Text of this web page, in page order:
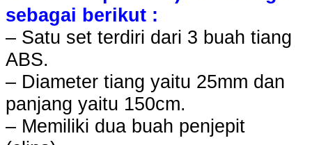
sebagai berikut :
– Satu set terdiri dari 3 buah tiang
ABS.
– Diameter tiang yaitu 25mm dan
panjang yaitu 150cm.
– Memiliki dua buah penjepit